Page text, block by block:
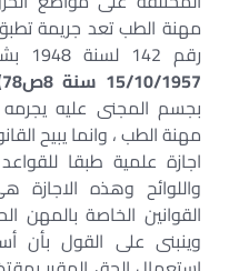
مهنة الطب تعد جريمة
رقم 142 لسنة 1948 بشأن مزاولة مهنة الطب”
15/10/1957 سنة 8ص78)
بجسم المجنى عليه
مهنة الطب ، وانما يبيح
اجازة علمية طبقا
واللوائح وهذه
القوانين الخاصة بالمهن
وينبنى على القول